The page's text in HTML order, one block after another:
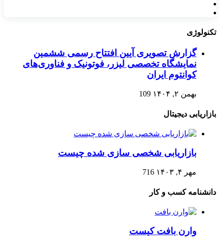
تکنولوژی
گزارش تصویری آیین افتتاح رسمی ششمین
نمایشگاه تخصصی لیزر، فوتونیک و فناوری‌های
کوانتوم ایران
بهمن ۲, ۱۴۰۴ 109
بازاریابی دیجیتال
بازاریابی شخصی سازی شده چیست
مهر ۴, ۱۴۰۳ 716
دانشنامه کسب و کار
وارن بافت کیست